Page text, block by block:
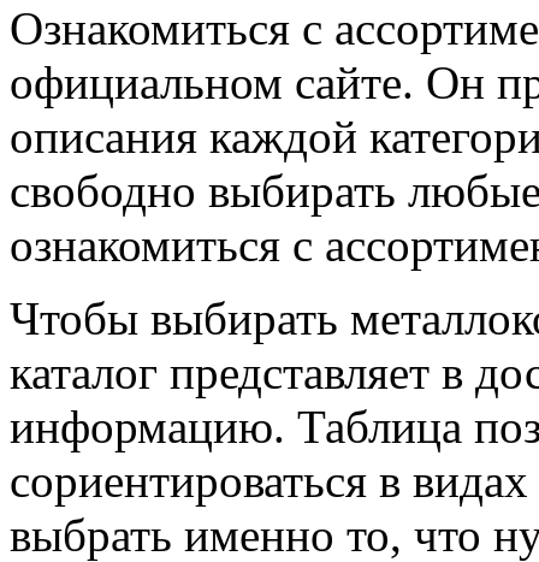
Ознакомиться с
официальном сайте. Он
описания каждой
свободно выбирать
ознакомиться с
Чтобы выбирать
каталог представляет в
информацию. Таблица
сориентироваться в
выбрать именно то, что